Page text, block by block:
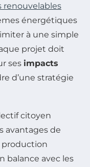
renouvelables
énergétiques
à une simple
projet doit
ses impacts
d’une stratégie
citoyen
avantages de
production
balance avec les